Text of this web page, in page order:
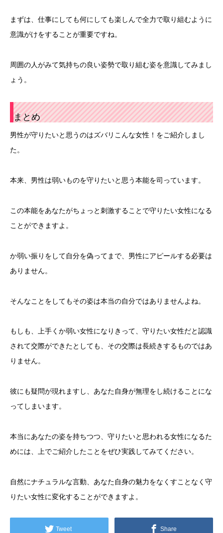
まずは、仕事にしても何にしても楽しんで全力で取り組むように
意識がけをすることが重要ですね。
周囲の人がみて気持ちの良い姿勢で取り組む姿を意識してみまし
ょう。
まとめ
男性が守りたいと思うのはズバリこんな女性！をご紹介しまし
た。
本来、男性は弱いものを守りたいと思う本能を司っています。
この本能をあなたがちょっと刺激することで守りたい女性になる
ことができますよ。
か弱い振りをして自分を偽ってまで、男性にアピールする必要は
ありません。
そんなことをしてもその姿は本当の自分ではありませんよね。
もしも、上手くか弱い女性になりきって、守りたい女性だと認識
されて交際ができたとしても、その交際は長続きするものではあ
りません。
彼にも疑問が現れますし、あなた自身が無理をし続けることにな
ってしまいます。
本当にあなたの姿を持ちつつ、守りたいと思われる女性になるた
めには、上でご紹介したことをぜひ実践してみてください。
自然にナチュラルな言動、あなた自身の魅力をなくすことなく守
りたい女性に変化することができますよ。
Tweet Share